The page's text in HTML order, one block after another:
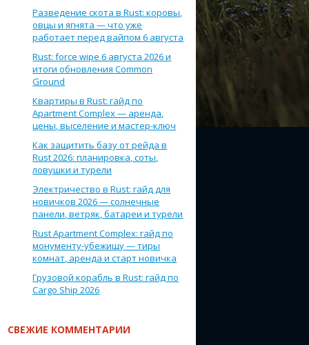
Разведение скота в Rust: коровы,
овцы и ягнята — что уже
работает перед вайпом 6 августа
Rust: force wipe 6 августа 2026 и
итоги обновления Common
Ground
Квартиры в Rust: гайд по
Apartment Complex — аренда,
цены, выселение и мастер-ключ
Как защитить базу от рейда в
Rust 2026: планировка, соты,
ловушки и турели
Электричество в Rust: гайд для
новичков 2026 — солнечные
панели, ветряк, батареи и турели
Rust Apartment Complex: гайд по
монументу-убежищу — тиры
комнат, аренда и старт новичка
Грузовой корабль в Rust: гайд по
Cargo Ship 2026
СВЕЖИЕ КОММЕНТАРИИ